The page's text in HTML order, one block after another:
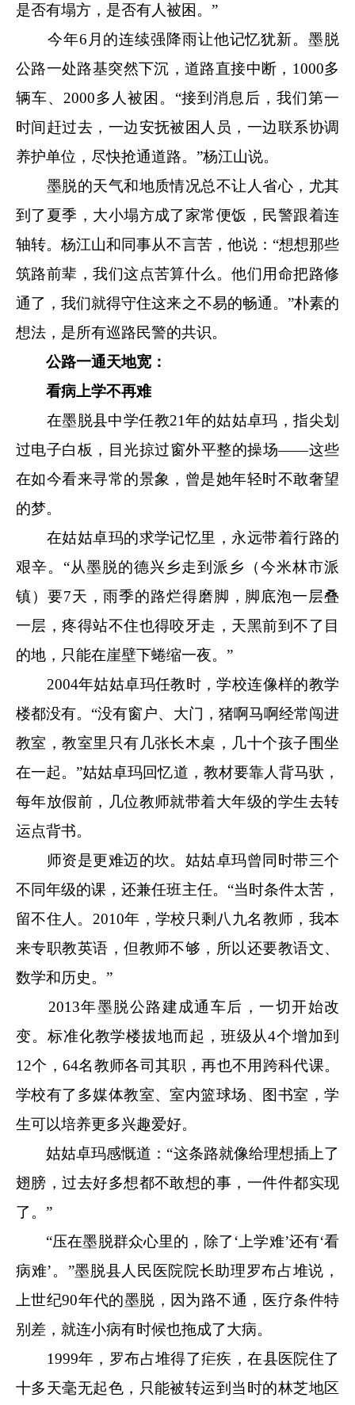
是否有塌方，是否有人被困。”
今年6月的连续强降雨让他记忆犹新。墨脱
公路一处路基突然下沉，道路直接中断，1000多
辆车、2000多人被困。“接到消息后，我们第一
时间赶过去，一边安抚被困人员，一边联系协调
养护单位，尽快抢通道路。”杨江山说。
墨脱的天气和地质情况总不让人省心，尤其
到了夏季，大小塌方成了家常便饭，民警跟着连
轴转。杨江山和同事从不言苦，他说：“想想那些
筑路前辈，我们这点苦算什么。他们用命把路修
通了，我们就得守住这来之不易的畅通。”朴素的
想法，是所有巡路民警的共识。
公路一通天地宽：
看病上学不再难
在墨脱县中学任教21年的姑姑卓玛，指尖划
过电子白板，目光掠过窗外平整的操场——这些
在如今看来寻常的景象，曾是她年轻时不敢奢望
的梦。
在姑姑卓玛的求学记忆里，永远带着行路的
艰辛。“从墨脱的德兴乡走到派乡（今米林市派
镇）要7天，雨季的路烂得磨脚，脚底泡一层叠
一层，疼得站不住也得咬牙走，天黑前到不了目
的地，只能在崖壁下蜷缩一夜。”
2004年姑姑卓玛任教时，学校连像样的教学
楼都没有。“没有窗户、大门，猪啊马啊经常闯进
教室，教室里只有几张长木桌，几十个孩子围坐
在一起。”姑姑卓玛回忆道，教材要靠人背马驮，
每年放假前，几位教师就带着大年级的学生去转
运点背书。
师资是更难迈的坎。姑姑卓玛曾同时带三个
不同年级的课，还兼任班主任。“当时条件太苦，
留不住人。2010年，学校只剩八九名教师，我本
来专职教英语，但教师不够，所以还要教语文、
数学和历史。”
2013年墨脱公路建成通车后，一切开始改
变。标准化教学楼拔地而起，班级从4个增加到
12个，64名教师各司其职，再也不用跨科代课。
学校有了多媒体教室、室内篮球场、图书室，学
生可以培养更多兴趣爱好。
姑姑卓玛感慨道：“这条路就像给理想插上了
翅膀，过去好多想都不敢想的事，一件件都实现
了。”
“压在墨脱群众心里的，除了‘上学难’还有‘看
病难’。”墨脱县人民医院院长助理罗布占堆说，
上世纪90年代的墨脱，因为路不通，医疗条件特
别差，就连小病有时候也拖成了大病。
1999年，罗布占堆得了疟疾，在县医院住了
十多天毫无起色，只能被转运到当时的林芝地区